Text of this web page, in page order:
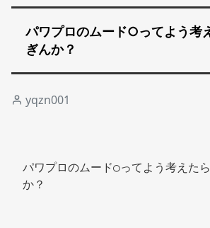
パワプロのムード○ってよう考
ぎんか？
yqzn001
パワプロのムード○ってよう考えた
か？